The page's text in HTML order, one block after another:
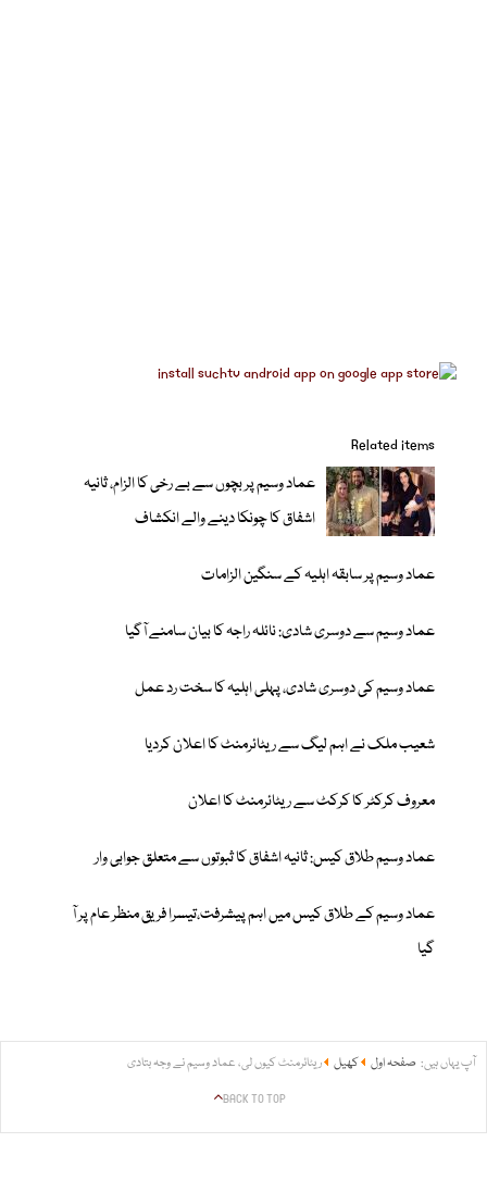
Related items
عماد وسیم پر بچوں سے بے رخی کا الزام، ثانیہ
اشفاق کا چونکا دینے والے انکشاف
عماد وسیم پر سابقہ اہلیہ کے سنگین الزامات
عماد وسیم سے دوسری شادی: نائلہ راجہ کا بیان سامنے آگیا
عماد وسیم کی دوسری شادی، پہلی اہلیہ کا سخت رد عمل
شعیب ملک نے اہم لیگ سے ریٹائرمنٹ کا اعلان کردیا
معروف کرکٹر کا کرکٹ سے ریٹائرمنٹ کا اعلان
عماد وسیم طلاق کیس: ثانیہ اشفاق کا ثبوتوں سے متعلق جوابی وار
عماد وسیم کے طلاق کیس میں اہم پیشرفت،تیسرا فریق منظر عام پر آ
گیا
آپ یہاں ہیں: صفحہ اول کھیل ریٹائرمنٹ کیوں لی، عماد وسیم نے وجہ بتادی
BACK TO TOP